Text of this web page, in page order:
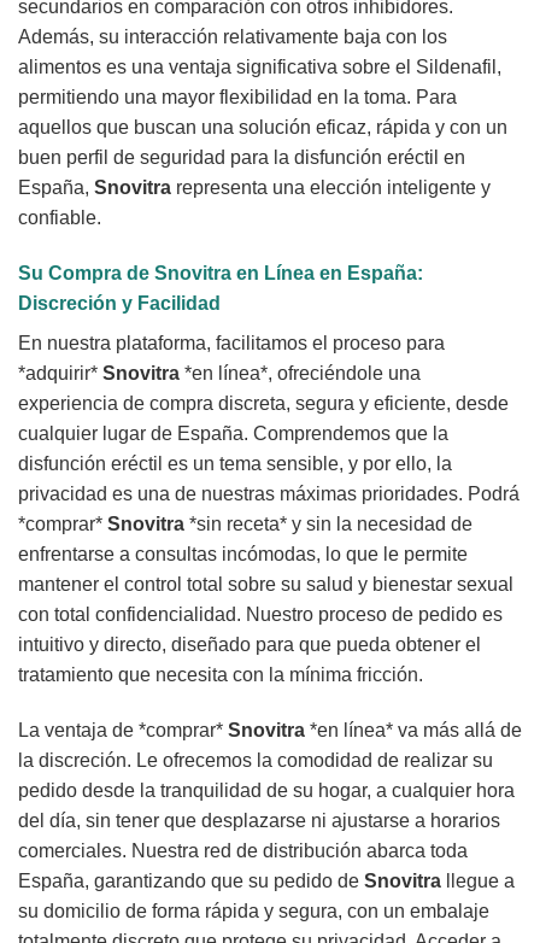
secundarios en comparación con otros inhibidores.
Además, su interacción relativamente baja con los
alimentos es una ventaja significativa sobre el Sildenafil,
permitiendo una mayor flexibilidad en la toma. Para
aquellos que buscan una solución eficaz, rápida y con un
buen perfil de seguridad para la disfunción eréctil en
España, Snovitra representa una elección inteligente y
confiable.
Su Compra de Snovitra en Línea en España:
Discreción y Facilidad
En nuestra plataforma, facilitamos el proceso para
*adquirir* Snovitra *en línea*, ofreciéndole una
experiencia de compra discreta, segura y eficiente, desde
cualquier lugar de España. Comprendemos que la
disfunción eréctil es un tema sensible, y por ello, la
privacidad es una de nuestras máximas prioridades. Podrá
*comprar* Snovitra *sin receta* y sin la necesidad de
enfrentarse a consultas incómodas, lo que le permite
mantener el control total sobre su salud y bienestar sexual
con total confidencialidad. Nuestro proceso de pedido es
intuitivo y directo, diseñado para que pueda obtener el
tratamiento que necesita con la mínima fricción.
La ventaja de *comprar* Snovitra *en línea* va más allá de
la discreción. Le ofrecemos la comodidad de realizar su
pedido desde la tranquilidad de su hogar, a cualquier hora
del día, sin tener que desplazarse ni ajustarse a horarios
comerciales. Nuestra red de distribución abarca toda
España, garantizando que su pedido de Snovitra llegue a
su domicilio de forma rápida y segura, con un embalaje